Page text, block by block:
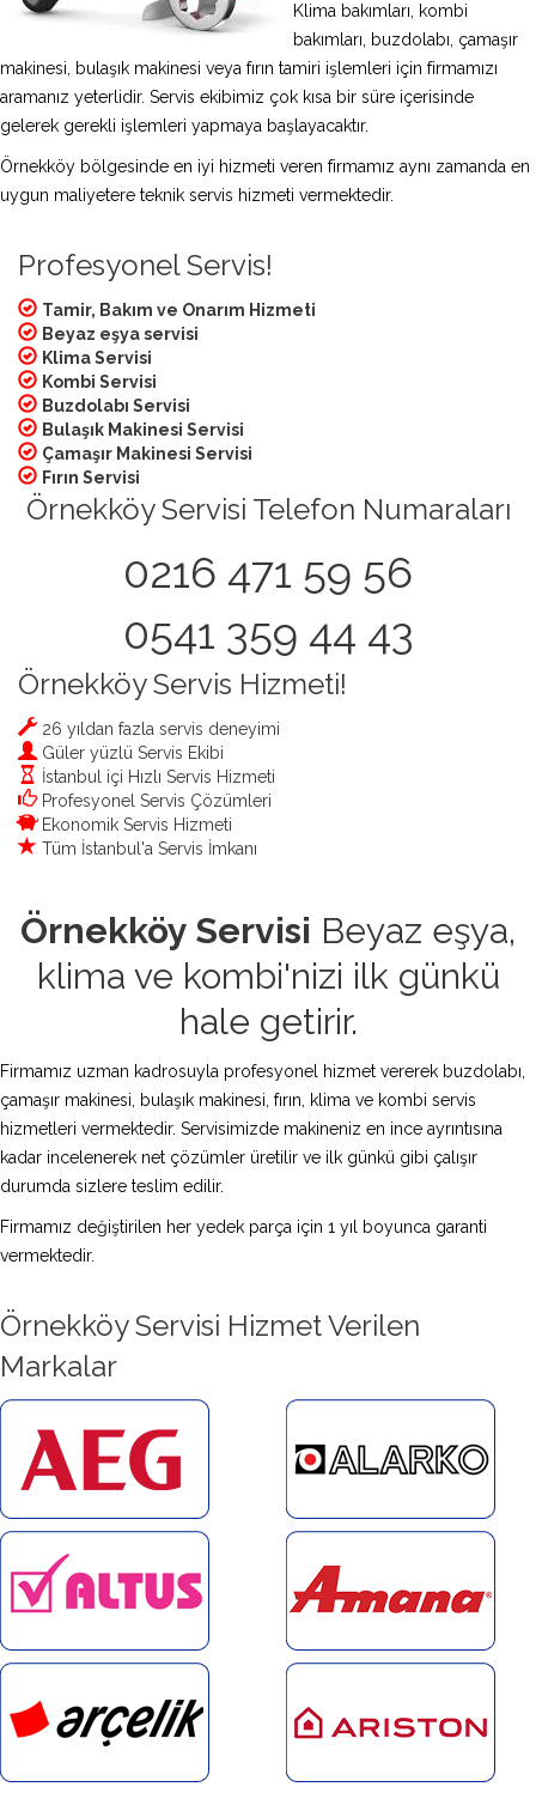
Klima bakımları, kombi
bakımları, buzdolabı, çamaşır
makinesi, bulaşık makinesi veya fırın tamiri işlemleri için firmamızı
aramanız yeterlidir. Servis ekibimiz çok kısa bir süre içerisinde
gelerek gerekli işlemleri yapmaya başlayacaktır.
Örnekköy bölgesinde en iyi hizmeti veren firmamız aynı zamanda en
uygun maliyetere teknik servis hizmeti vermektedir.
Profesyonel Servis!
Tamir, Bakım ve Onarım Hizmeti
Beyaz eşya servisi
Klima Servisi
Kombi Servisi
Buzdolabı Servisi
Bulaşık Makinesi Servisi
Çamaşır Makinesi Servisi
Fırın Servisi
Örnekköy Servisi Telefon Numaraları
0216 471 59 56
0541 359 44 43
Örnekköy Servis Hizmeti!
26 yıldan fazla servis deneyimi
Güler yüzlü Servis Ekibi
İstanbul içi Hızlı Servis Hizmeti
Profesyonel Servis Çözümleri
Ekonomik Servis Hizmeti
Tüm İstanbul'a Servis İmkanı
Örnekköy Servisi Beyaz eşya,
klima ve kombi'nizi ilk günkü
hale getirir.
Firmamız uzman kadrosuyla profesyonel hizmet vererek buzdolabı,
çamaşır makinesi, bulaşık makinesi, fırın, klima ve kombi servis
hizmetleri vermektedir. Servisimizde makineniz en ince ayrıntısına
kadar incelenerek net çözümler üretilir ve ilk günkü gibi çalışır
durumda sizlere teslim edilir.
Firmamız değiştirilen her yedek parça için 1 yıl boyunca garanti
vermektedir.
Örnekköy Servisi Hizmet Verilen
Markalar